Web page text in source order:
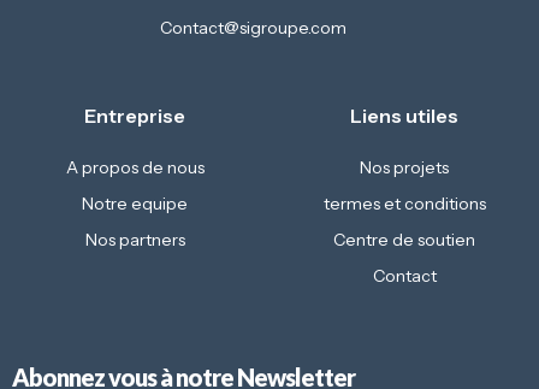
Contact@sigroupe.com
Entreprise
A propos de nous
Notre equipe
Nos partners
Liens utiles
Nos projets
termes et conditions
Centre de soutien
Contact
Abonnez vous à notre Newsletter